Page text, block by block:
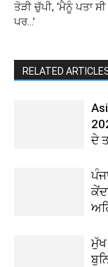
ਤੋੜੀ ਚੁੱਪੀ, ‘ਮੈਨੂੰ ਪਤਾ
ਪਰ…’
RELATED
ਦੇ